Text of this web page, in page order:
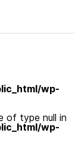
wp-
of type null in
wp-